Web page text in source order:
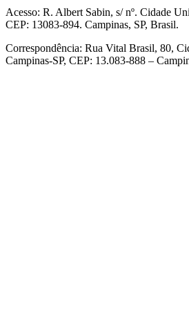
Acesso: R. Albert Sabin, s/ nº. Cidade
CEP: 13083-894. Campinas, SP, Brasil.
Correspondência: Rua Vital Brasil, 80,
Campinas-SP, CEP: 13.083-888 –